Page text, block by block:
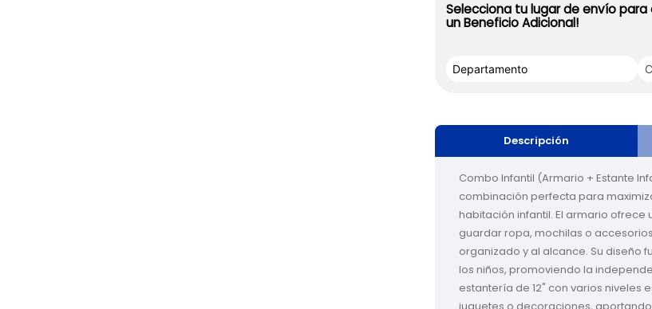
Selecciona tu lugar de envío
un Beneficio Adicional!
Descripción
Combo Infantil (Armario + Estante
combinación perfecta para
habitación infantil. El armario
guardar ropa, mochilas o
organizado y al alcance. Su diseño
los niños, promoviendo la
estantería de 12" con varios niveles